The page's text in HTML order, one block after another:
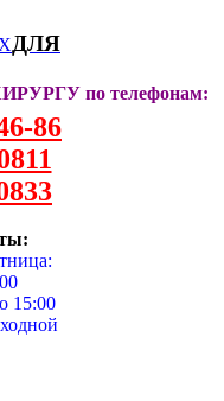
ДЛЯ
по телефонам:
86
15:00